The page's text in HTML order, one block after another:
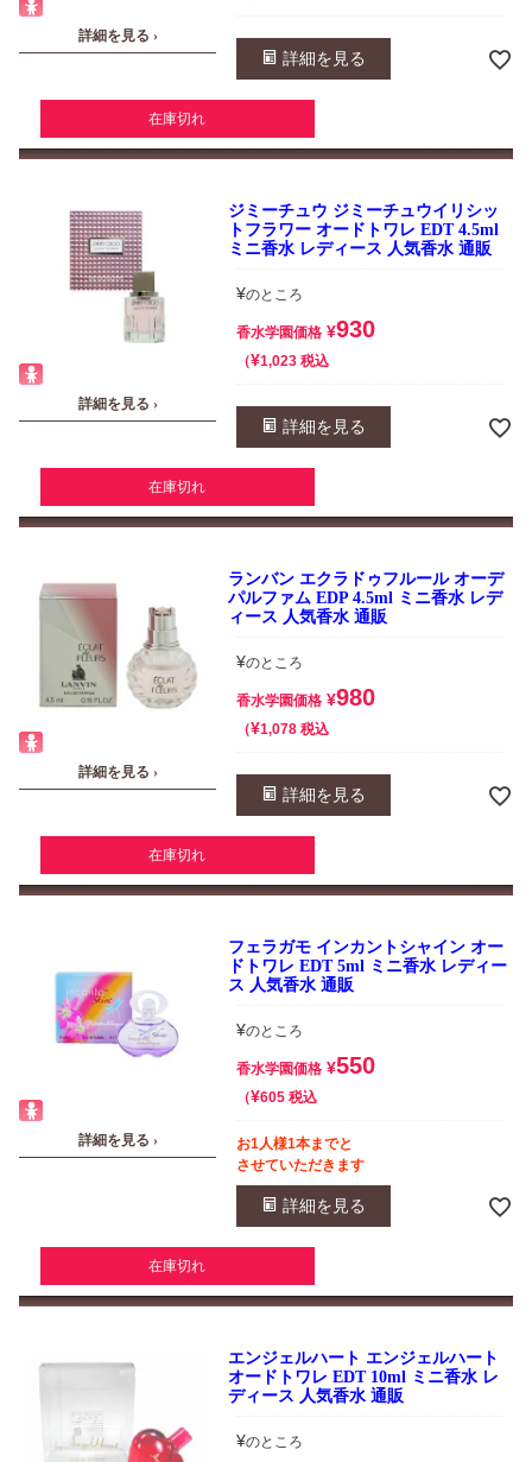
詳細を見る ›
詳細を見る
在庫切れ
詳細を見る ›
ジミーチュウ ジミーチュウイリシッ
トフラワー オードトワレ EDT 4.5ml
ミニ香水 レディース 人気香水 通販
¥のところ
香水学園価格 ¥930
¥1,023 税込
詳細を見る
在庫切れ
詳細を見る ›
ランバン エクラドゥフルール オーデ
パルファム EDP 4.5ml ミニ香水 レデ
ィース 人気香水 通販
¥のところ
香水学園価格 ¥980
¥1,078 税込
詳細を見る
在庫切れ
詳細を見る ›
フェラガモ インカントシャイン オー
ドトワレ EDT 5ml ミニ香水 レディー
ス 人気香水 通販
¥のところ
香水学園価格 ¥550
¥605 税込
お1人様1本までと
させていただきます
詳細を見る
在庫切れ
エンジェルハート エンジェルハート
オードトワレ EDT 10ml ミニ香水 レ
ディース 人気香水 通販
¥のところ